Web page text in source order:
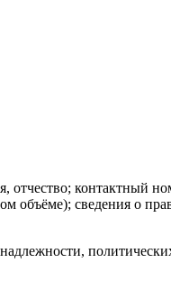
контактный
объёме); сведения о